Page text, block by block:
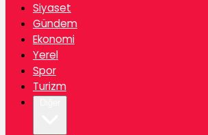
Siyaset
Gündem
Ekonomi
Yerel
Spor
Turizm